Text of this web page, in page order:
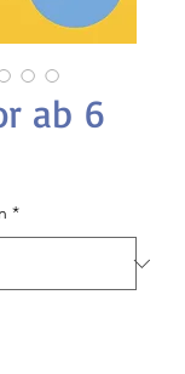
ab 6
*